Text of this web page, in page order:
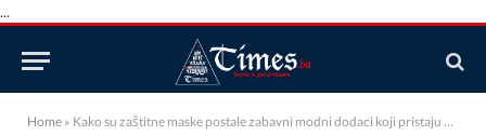
...
Home » Kako su zaštitne maske postale zabavni modni dodaci koji pristaju uz razne odjevne kombinacije